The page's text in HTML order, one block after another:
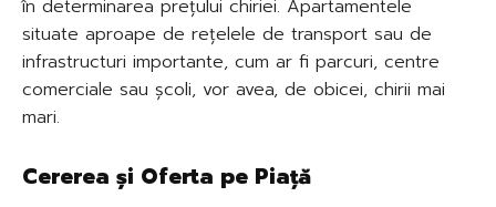
în determinarea prețului chiriei. Apartamentele
situate aproape de rețelele de transport sau de
infrastructuri importante, cum ar fi parcuri, centre
comerciale sau școli, vor avea, de obicei, chirii mai
mari.
Cererea și Oferta pe Piață